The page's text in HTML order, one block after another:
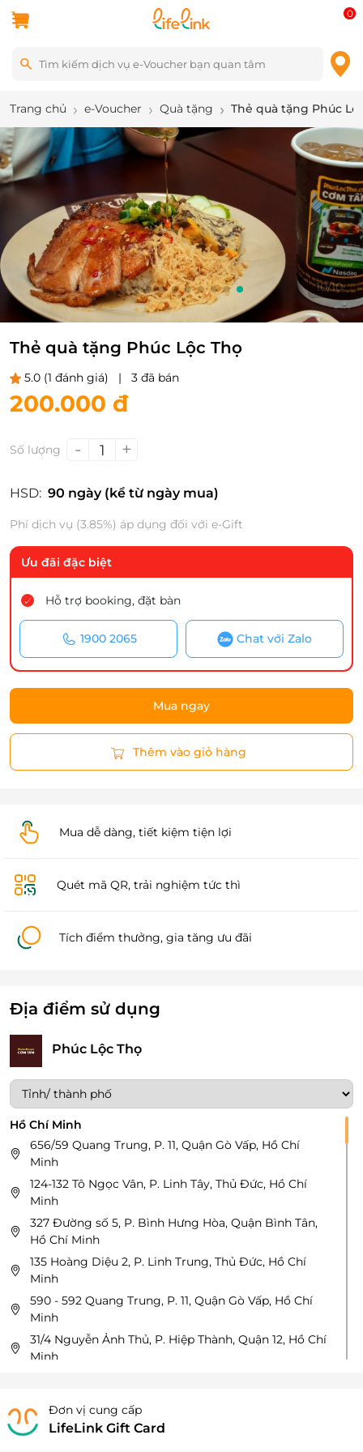
0
Trang chủ e-Voucher Quà tặng Thẻ quà tặng Phúc
10/10
Thẻ quà tặng Phúc Lộc Thọ
5.0 (1 đánh giá) | 3 đã bán
200.000 đ
Số lượng - 1 +
HSD: 90 ngày (kể từ ngày mua)
Phí dịch vụ (3.85%) áp dụng đối với e-Gift
Ưu đãi đặc biệt
Hỗ trợ booking, đặt bàn
1900 2065 Chat với Zalo
Mua ngay
Thêm vào giỏ hàng
Mua dễ dàng, tiết kiệm tiện lợi
Quét mã QR, trải nghiệm tức thì
Tích điểm thưởng, gia tăng ưu đãi
Địa điểm sử dụng
Phúc Lộc Thọ
Hồ Chí Minh
656/59 Quang Trung, P. 11, Quận Gò Vấp, Hồ Chí
Minh
124-132 Tô Ngọc Vân, P. Linh Tây, Thủ Đức, Hồ Chí
Minh
327 Đường số 5, P. Bình Hưng Hòa, Quận Bình Tân,
Hồ Chí Minh
135 Hoàng Diệu 2, P. Linh Trung, Thủ Đức, Hồ Chí
Minh
590 - 592 Quang Trung, P. 11, Quận Gò Vấp, Hồ Chí
Minh
31/4 Nguyễn Ảnh Thủ, P. Hiệp Thành, Quận 12, Hồ Chí
Minh
130 Bàu Cát, P. 14, Quận Tân Bình, Hồ Chí Minh
236 Đinh Tiên Hoàng, P. Đa Kao, Quận 1, Hồ Chí Minh
Đơn vị cung cấp
LifeLink Gift Card